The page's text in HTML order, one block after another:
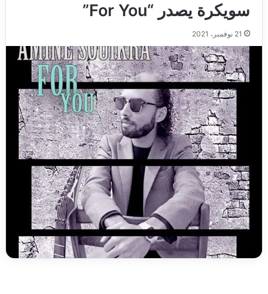
سويكرة يصدر “For You”
21 نوفمبر، 2021